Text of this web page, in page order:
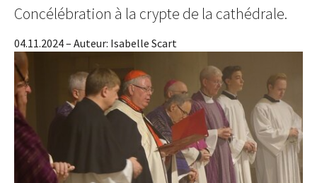
Concélébration à la crypte de la cathédrale.
04.11.2024– Auteur: Isabelle Scart